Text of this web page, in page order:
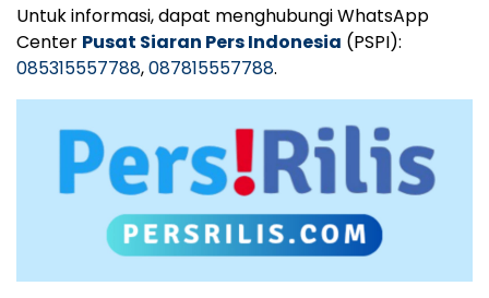
Untuk informasi, dapat menghubungi WhatsApp
Center Pusat Siaran Pers Indonesia (PSPI):
085315557788,087815557788.